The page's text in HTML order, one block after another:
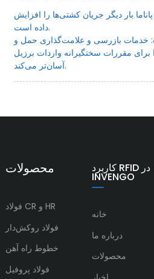
بار دیگر جریان کشتی‌ها را افزایش
داده است.
خدمات بازرسی و علامت‌گذاری حمل و
مقررات سختگیرانه واردات برزیل
آسان‌تر می‌کند.
محصولات
فولاد CR و HR
فولاد روکش‌دار
خطوط راه آهن
فولاد پروفیل
کاربرد RFID در
INVENGO
خانه
درباره ما
محصولات